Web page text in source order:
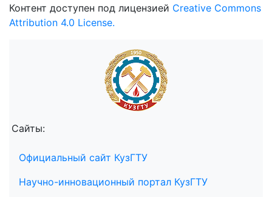
Контент доступен под лицензией Creative Commons
Attribution 4.0 License.
Сайты:
Официальный сайт КузГТУ
Научно-инновационный портал КузГТУ